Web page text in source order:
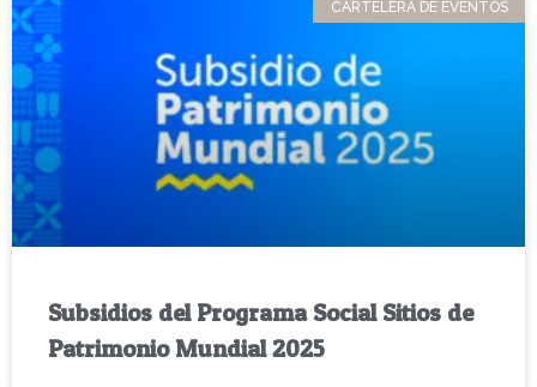
CARTELERA DE EVENTOS
Subsidios del Programa Social Sitios de
Patrimonio Mundial 2025